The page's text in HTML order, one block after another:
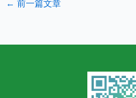
← 前一篇文章